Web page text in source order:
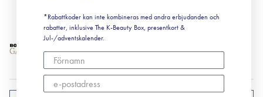
Cookiepolicy
*Rabattkoder kan inte kombineras med andra erbjudanden och
rabatter, inklusive The K-Beauty Box, presentkort &
Jul-/adventskalender.